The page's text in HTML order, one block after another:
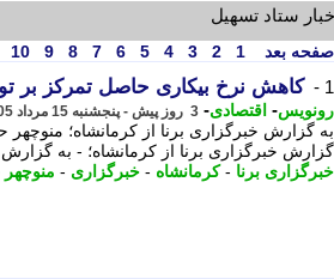
ستاد تسهیل
صفحه بعد 1
2
3
4
5
6
7
8
9
10
1 - کاهش نرخ بیکاری حاصل تمرکز بر
رونویس- اقتصادی- 3 روز پیش - پنجشنبه 15 مرداد 1405، 23:18
گزارش خبرگزاری برنا از کرمانشاه؛ - به گزارش
خبرگزاری برنا -کرمانشاه - خبرگزاری - منوچهر